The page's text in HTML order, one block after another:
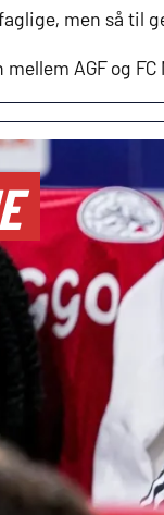
men så til
mellem AGF og